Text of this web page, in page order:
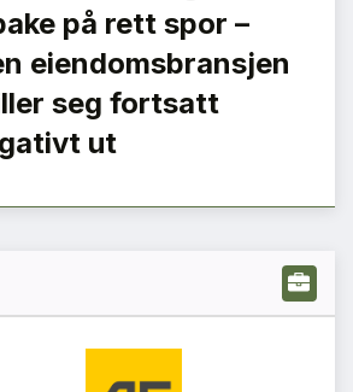
på rett spor –
eiendomsbransjen
seg fortsatt
ut